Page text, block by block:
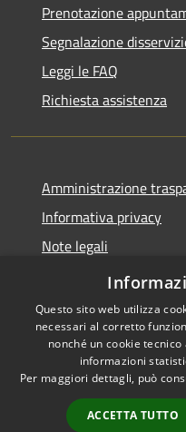
Prenotazione
Segnalazione
Leggi le FAQ
Richiesta assistenza
Amministrazione
Informativa privacy
Note legali
Dichiarazione di
Accessibilità
Questo sito web utilizza
necessari al corretto
nonché un cookie
informazioni
Per maggiori dettagli, può
ACCETTA TUTTO